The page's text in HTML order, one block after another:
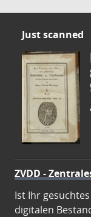
Just scanned
ZVDD -
Ist Ihr
digitalen